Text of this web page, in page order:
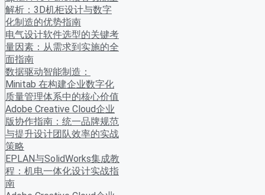
解析：3D机柜设计与数字
化制造的优势指南
电气设计软件选型的关键考
量因素：从需求到实施的全
面指南
数据驱动智能制造：
Minitab 在构建企业数字化
质量管理体系中的核心价值
Adobe Creative Cloud企业
版协作指南：统一品牌规范
与提升设计团队效率的实战
策略
EPLAN与SolidWorks集成教
程：机电一体化设计实战指
南